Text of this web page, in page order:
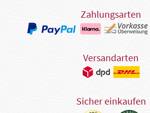
Zahlungsarten
Versandarten
Sicher einkaufen